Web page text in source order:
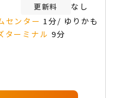
更新料 なし
センター 1分/ ゆりかも
ターミナル 9分